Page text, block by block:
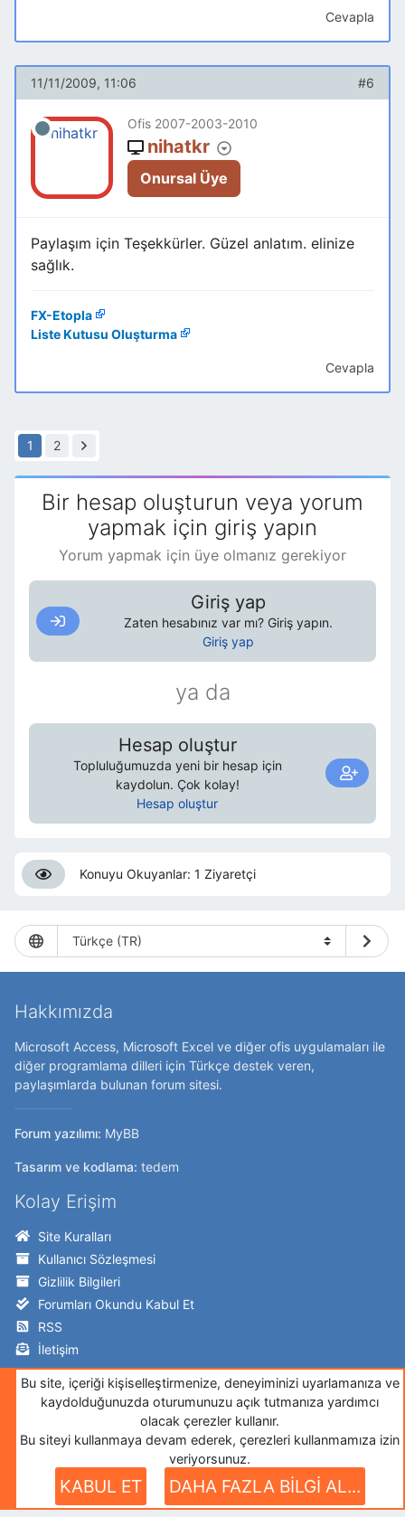
Cevapla
11/11/2009, 11:06 #6
Ofis 2007-2003-2010
nihatkr
Onursal Üye
Paylaşım için Teşekkürler. Güzel anlatım. elinize
sağlık.
FX-Etopla
Liste Kutusu Oluşturma
Cevapla
1 2
Bir hesap oluşturun veya yorum
yapmak için giriş yapın
Yorum yapmak için üye olmanız gerekiyor
Giriş yap
Zaten hesabınız var mı? Giriş yapın.
Giriş yap
ya da
Hesap oluştur
Topluluğumuzda yeni bir hesap için
kaydolun. Çok kolay!
Hesap oluştur
Konuyu Okuyanlar: 1 Ziyaretçi
Hakkımızda
Microsoft Access, Microsoft Excel ve diğer ofis uygulamaları ile
diğer programlama dilleri için Türkçe destek veren,
paylaşımlarda bulunan forum sitesi.
Forum yazılımı: MyBB
Tasarım ve kodlama: tedem
Kolay Erişim
Site Kuralları
Kullanıcı Sözleşmesi
Gizlilik Bilgileri
Forumları Okundu Kabul Et
RSS
İletişim
Takip Edin!
Facebook
İnstagram
Google+
Github
Bu site, içeriği kişiselleştirmenize, deneyiminizi uyarlamanıza ve
kaydolduğunuzda oturumunuzu açık tutmanıza yardımcı
olacak çerezler kullanır.
Bu siteyi kullanmaya devam ederek, çerezleri kullanmamıza izin
veriyorsunuz.
KABUL ET DAHA FAZLA BİLGİ AL...